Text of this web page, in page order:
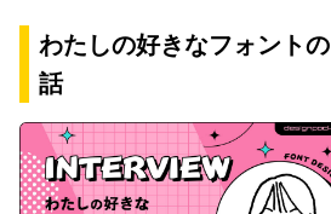
わたしの好きなフォントの
話